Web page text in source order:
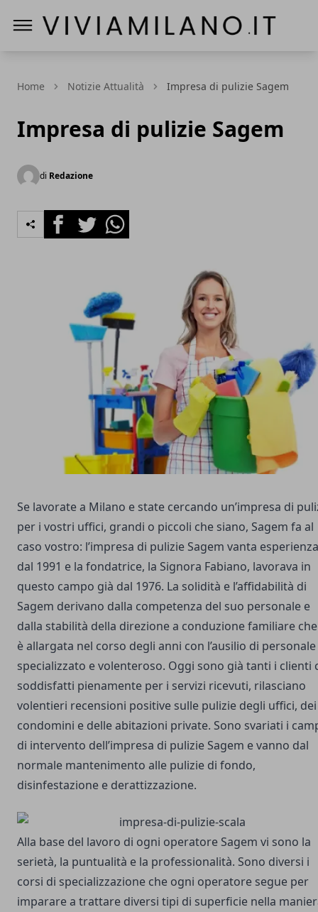
Home Notizie Attualità Impresa di pulizie Sagem
Impresa di pulizie Sagem
di Redazione
FacebookTwitterWhatsapp
Se lavorate a Milano e state cercando un’impresa di
per i vostri uffici, grandi o piccoli che siano, Sagem fa al
caso vostro: l’impresa di pulizie Sagem vanta esperienza
dal 1991 e la fondatrice, la Signora Fabiano, lavorava in
questo campo già dal 1976. La solidità e l’affidabilità di
Sagem derivano dalla competenza del suo personale e
dalla stabilità della direzione a conduzione familiare
è allargata nel corso degli anni con l’ausilio di personale
specializzato e volenteroso. Oggi sono già tanti i clienti
soddisfatti pienamente per i servizi ricevuti, rilasciano
volentieri recensioni positive sulle pulizie degli uffici, dei
condomini e delle abitazioni private. Sono svariati i
di intervento dell’impresa di pulizie Sagem e vanno dal
normale mantenimento alle pulizie di fondo,
disinfestazione e derattizzazione.
Alla base del lavoro di ogni operatore Sagem vi sono la
serietà, la puntualità e la professionalità. Sono diversi i
corsi di specializzazione che ogni operatore segue per
imparare a trattare diversi tipi di superficie nella